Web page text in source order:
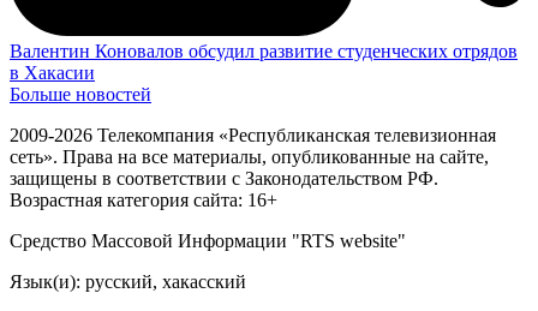
Валентин Коновалов обсудил развитие студенческих отрядов
в Хакасии
Больше новостей
2009-2026 Телекомпания «Республиканская телевизионная
сеть». Права на все материалы, опубликованные на сайте,
защищены в соответствии с Законодательством РФ.
Возрастная категория сайта: 16+
Средство Массовой Информации "RTS website"
Язык(и): русский, хакасский